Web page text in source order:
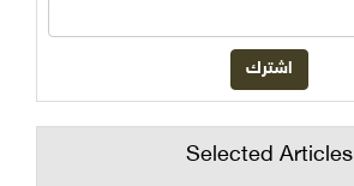
Selected Articles